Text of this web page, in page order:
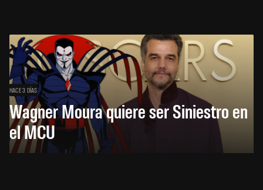
HACE 3 DÍAS
Wagner Moura quiere ser Siniestro en
el MCU